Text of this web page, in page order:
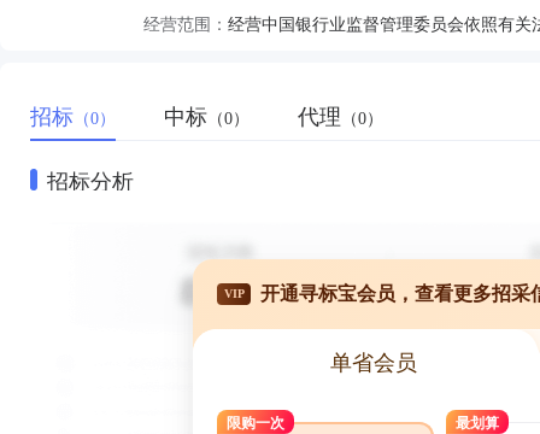
经营范围：
招标 （0） 中标 （0） 代理 （0）
招标分析
VIP 开通寻标宝会员，查看更多招采
单省会员
限购一次 最划算